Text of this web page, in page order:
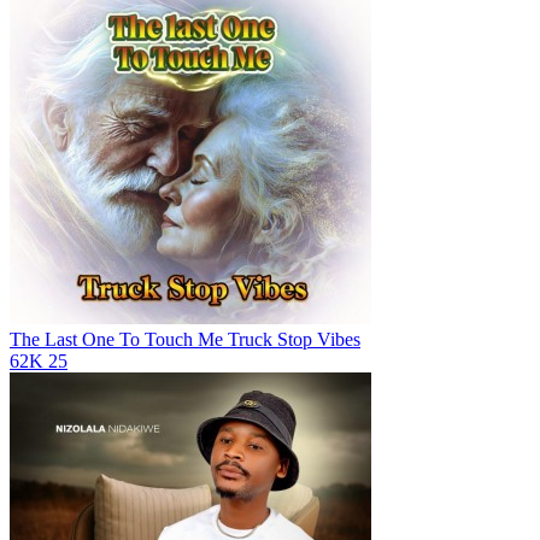
The Last One To Touch Me Truck Stop Vibes
62K 25